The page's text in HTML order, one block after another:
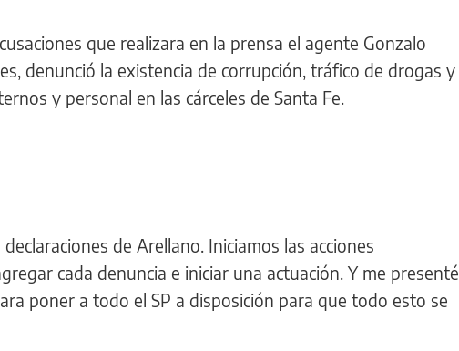
que realizara en la prensa el agente Gonzalo
denunció la existencia de corrupción, tráfico de drogas y
y personal en las cárceles de Santa Fe.
de Arellano. Iniciamos las acciones
cada denuncia e iniciar una actuación. Y me presenté
poner a todo el SP a disposición para que todo esto se